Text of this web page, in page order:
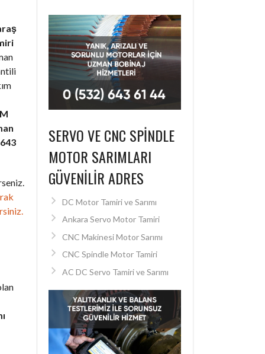
SERVO VE CNC SPINDLE
MOTOR SARIMLARI
GÜVENILIR ADRES
DC Motor Tamiri ve Sarımı
Ankara Servo Motor Tamiri
CNC Makinesi Motor Sarımı
CNC Spindle Motor Tamiri
AC DC Servo Tamiri ve Sarımı